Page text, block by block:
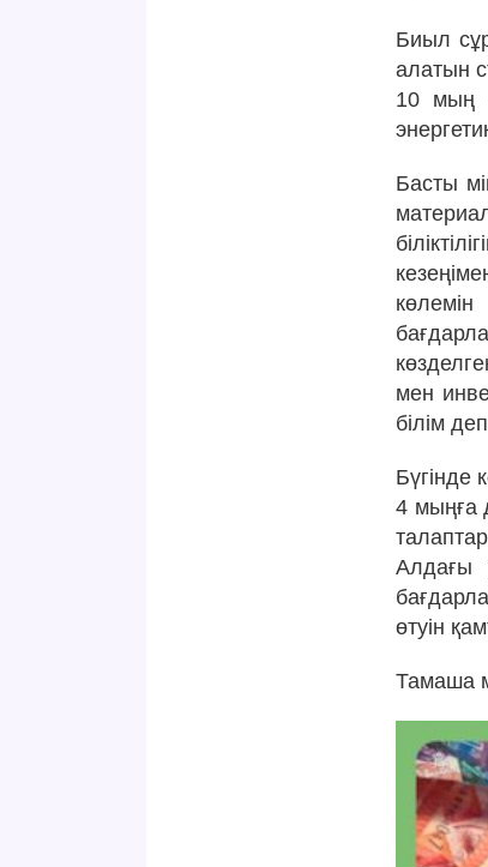
Биыл
алатын
10 мың
Басты
мен
білім
Бүгінде
4 мыңға
Алдағы
өтуін
Тамаша